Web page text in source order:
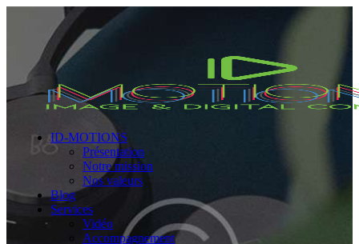
ID-MOTIONS
Présentation
Notre mission
Nos valeurs
Blog
Services
Vidéo
Accompagnement